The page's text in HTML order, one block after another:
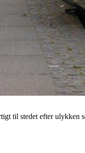
til stedet efter ulykken